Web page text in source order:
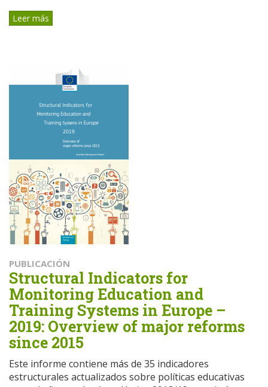
Leer más
PUBLICACIÓN
Structural Indicators for
Monitoring Education and
Training Systems in Europe –
2019: Overview of major reforms
since 2015
Este informe contiene más de 35 indicadores
estructurales actualizados sobre políticas educativas